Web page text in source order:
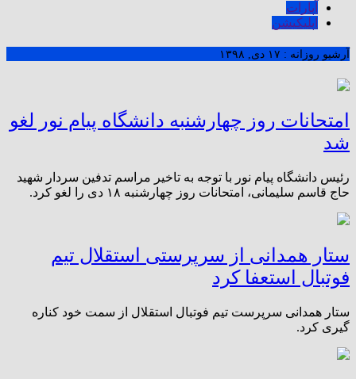
آپارات
اپلیکیشن
آرشیو روزانه : ۱۷ دی, ۱۳۹۸
امتحانات روز چهارشنبه دانشگاه پیام نور لغو
شد
رئیس دانشگاه پیام نور با توجه به تاخیر مراسم تدفین سردار شهید
حاج قاسم سلیمانی، امتحانات روز چهارشنبه ۱۸ دی را لغو کرد.
ستار همدانی از سرپرستی استقلال تیم
فوتبال استعفا کرد
ستار همدانی سرپرست تیم فوتبال استقلال از سمت خود کناره
گیری کرد.